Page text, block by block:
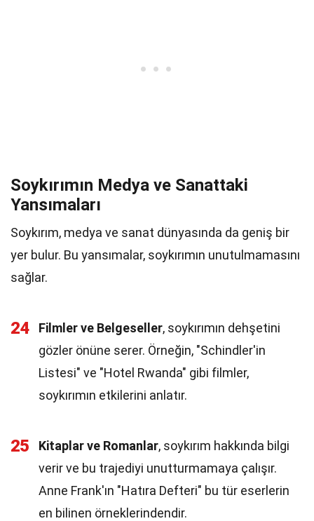
Soykırımın Medya ve Sanattaki
Yansımaları
Soykırım, medya ve sanat dünyasında da geniş bir
yer bulur. Bu yansımalar, soykırımın unutulmamasını
sağlar.
24 Filmler ve Belgeseller, soykırımın dehşetini
gözler önüne serer. Örneğin, "Schindler'in
Listesi" ve "Hotel Rwanda" gibi filmler,
soykırımın etkilerini anlatır.
25 Kitaplar ve Romanlar, soykırım hakkında bilgi
verir ve bu trajediyi unutturmamaya çalışır.
Anne Frank'ın "Hatıra Defteri" bu tür eserlerin
en bilinen örneklerindendir.